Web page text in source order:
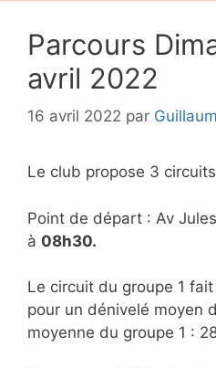
Parcours
avril 2022
16 avril 2022 par
Le club propose 3
Point de départ : Av
à 08h30.
Le circuit du groupe 1
pour un dénivelé moyen
moyenne du groupe 1 :